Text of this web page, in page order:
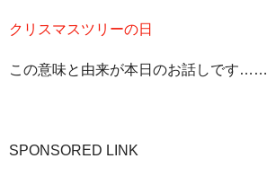
クリスマスツリーの日
この意味と由来が本日のお話しです……
SPONSORED LINK